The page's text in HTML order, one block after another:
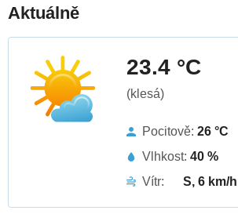
Aktuálně
23.4 °C
(klesá)
Pocitově: 26 °C
Vlhkost: 40 %
Vítr:
S, 6 km/h